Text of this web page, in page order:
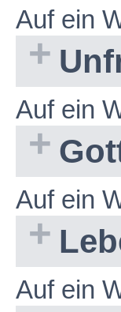
Auf ein
Auf ein
Auf ein
Auf ein